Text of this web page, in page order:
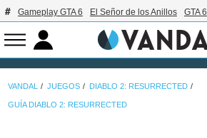
Gameplay GTA 6 El Señor de los Anillos GTA 6
VANDAL JUEGOS DIABLO 2: RESURRECTED
GUÍA DIABLO 2: RESURRECTED